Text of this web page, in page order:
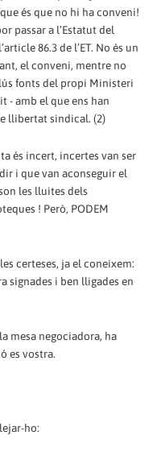
és que no hi ha conveni!
passar a l’Estatut del
86.3 de l’ET. No és un
el conveni, mentre no
fonts del propi Ministeri
- amb el que ens han
llibertat sindical. (2)
és incert, incertes van ser
i que van aconseguir el
les lluites dels
! Però, PODEM
certeses, ja el coneixem:
signades i ben lligades en
mesa negociadora, ha
es vostra.
ho: